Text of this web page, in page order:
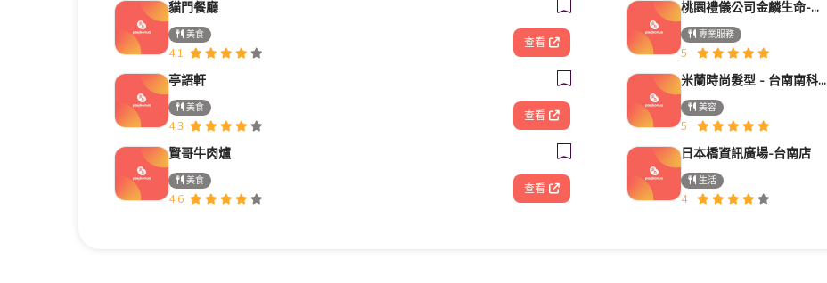
貓門餐廳
美食
4.1
查看
亭語軒
美食
4.3
查看
賢哥牛肉爐
美食
4.6
查看
桃園禮儀公司金麟生命-桃園中壢禮儀公司葬儀社台北新北新竹全省推薦
專業服務
5
米蘭時尚髮型 - 台南南科新市旗艦店
美容
5
日本橋資訊廣場-台南店
生活
4